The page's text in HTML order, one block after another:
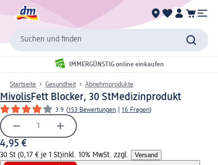
Suchen und finden
IMMERGÜNSTIG online einkaufen
Startseite Gesundheit Abnehmprodukte
MivolisFett Blocker, 30 StMedizinprodukt
3.9 (153 Bewertungen 16 Fragen)
4,95 €
30 St (0,17 € je 1 St)inkl. 10% MwSt. zzgl. Versand